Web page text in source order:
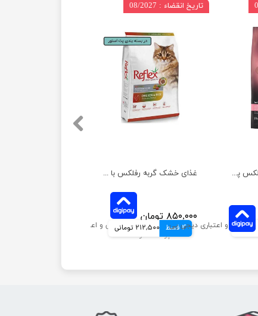
غذای خشک گربه رفلکس با طعم مرغ و برنج مدل مولتی کالر وزن 1 کیلوگرم
۸۵۰,۰۰۰ تومان
4 قسط 212,500 تومانی
تاریخ انقضاء : 08/2027
غذای خشک گربه رفلکس پلاس مدل مادر و نوزاد وزن 1.5 کیلوگرم